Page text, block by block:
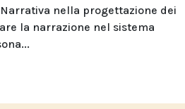
nella progettazione dei
la narrazione nel sistema